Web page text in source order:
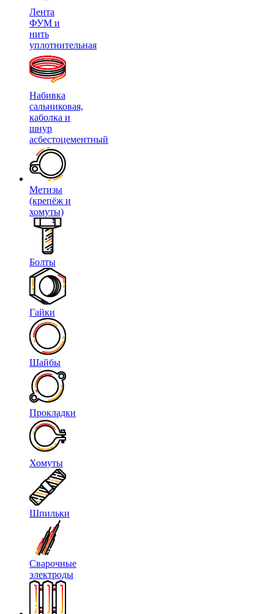
Лента
ФУМ и
нить
уплотнительная
Набивка
сальниковая,
каболка и
шнур
асбестоцементный
Метизы
(крепёж и
хомуты)
Болты
Гайки
Шайбы
Прокладки
Хомуты
Шпильки
Сварочные
электроды